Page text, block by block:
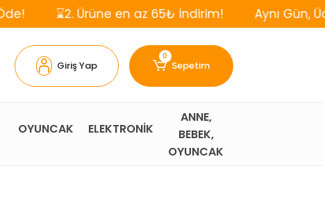
⌛2. Ürüne en az 65₺ İndirim! Aynı Gün, Ücretsiz
Giriş Yap
0
Sepetim
OYUNCAK ELEKTRONİK
ANNE,
BEBEK,
OYUNCAK